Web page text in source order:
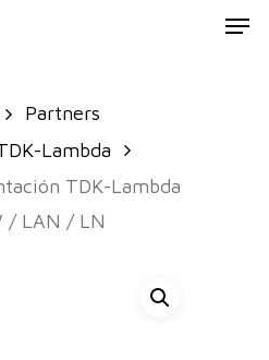
Partners
Lambda
TDK-Lambda
/ LAN / LN